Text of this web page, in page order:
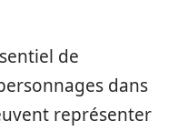
de
dans
représenter